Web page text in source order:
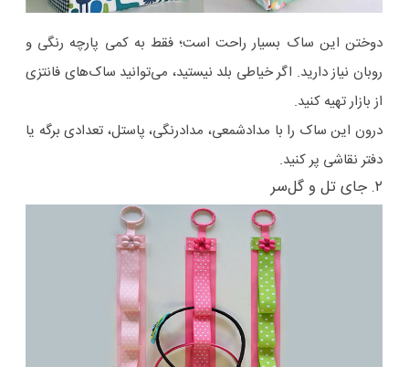
دوختن این ساک بسیار راحت است؛ فقط به کمی پارچه رنگی و
روبان نیاز دارید. اگر خیاطی بلد نیستید، می‌توانید ساک‌های فانتزی
از بازار تهیه کنید.
درون این ساک را با مدادشمعی، مدادرنگی، پاستل، تعدادی برگه یا
دفتر نقاشی پر کنید.
۲. جای تل و گل‌سر